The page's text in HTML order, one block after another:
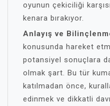
oyunun çekiciliği
kenara bırakıyor.
Anlayış ve
konusunda hareket
potansiyel sonuçlara
olmak şart. Bu tür
katılmadan önce,
edinmek ve dikkatli